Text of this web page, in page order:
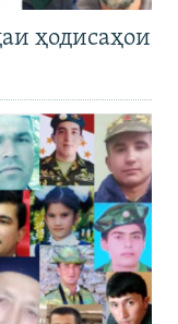
ҳодисаҳои